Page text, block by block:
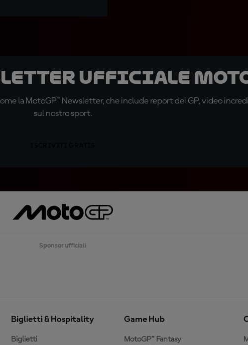
ufficiale
la MotoGP™ Newsletter, che include report dei GP, video
sul nostro sport.
Sponsor ufficiali
Biglietti & Hospitality
Biglietti
Game Hub
MotoGP™ Fantasy